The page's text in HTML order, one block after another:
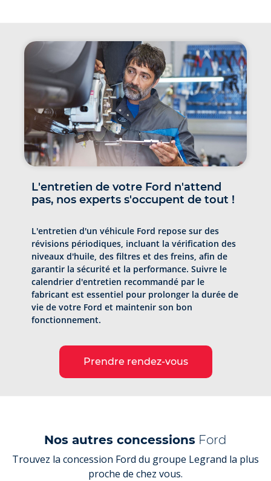
L'entretien de votre Ford n'attend
pas, nos experts s'occupent de tout !
L'entretien d'un véhicule Ford repose sur des
révisions périodiques, incluant la vérification des
niveaux d'huile, des filtres et des freins, afin de
garantir la sécurité et la performance. Suivre le
calendrier d'entretien recommandé par le
fabricant est essentiel pour prolonger la durée de
vie de votre Ford et maintenir son bon
fonctionnement.
Prendre rendez-vous
Nos autres concessions Ford
Trouvez la concession Ford du groupe Legrand la plus
proche de chez vous.